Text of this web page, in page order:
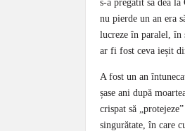
s-a pregătit să dea
nu pierde un an era
lucreze în paralel, în
ar fi fost ceva ieșit
A fost un an
șase ani după
crispat să
singurătate, în care